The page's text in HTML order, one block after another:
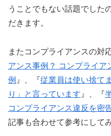
うことでもない話題でした
だきます。
またコンプライアンスの対
アンス事例？ コンプライア
例 』、『従業員は使い捨て
り」と言っています 』、『
コンプライアンス違反を密
記事も合わせて参考にして